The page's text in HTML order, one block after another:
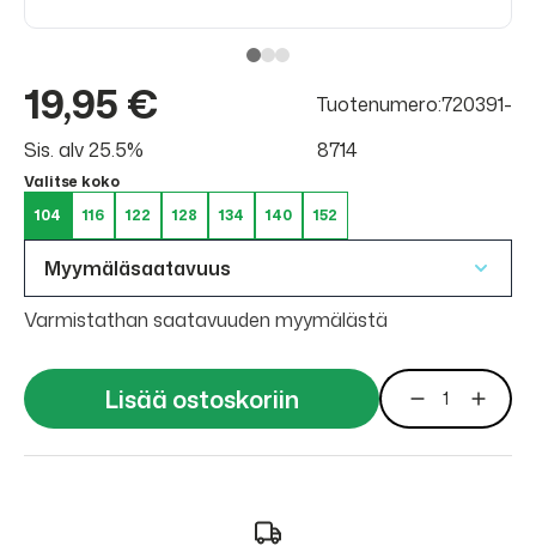
19,95 €
Sis. alv 25.5%
Tuotenumero:720391-
8714
Valitse koko
104
116 122 128 134 140 152
Myymäläsaatavuus
Varmistathan saatavuuden myymälästä
Lisää ostoskoriin